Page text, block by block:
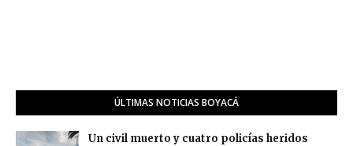
ÚLTIMAS NOTICIAS BOYACÁ
Un civil muerto y cuatro policías heridos